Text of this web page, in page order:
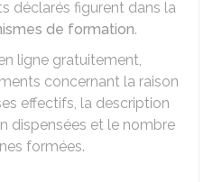
déclarés figurent dans la
de formation.
ligne gratuitement,
concernant la raison
effectifs, la description
dispensées et le nombre
formées.